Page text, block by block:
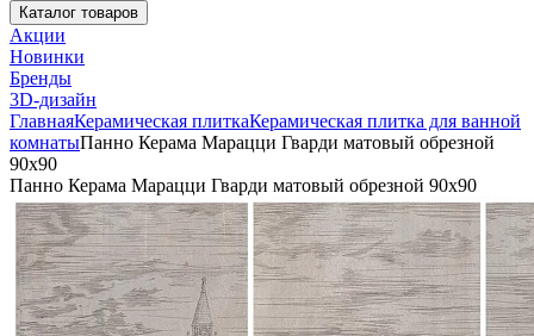
Каталог товаров
Акции
Новинки
Бренды
3D-дизайн
ГлавнаяКерамическая плиткаКерамическая плитка для ванной
комнатыПанно Керама Марацци Гварди матовый обрезной
90x90
Панно Керама Марацци Гварди матовый обрезной 90x90